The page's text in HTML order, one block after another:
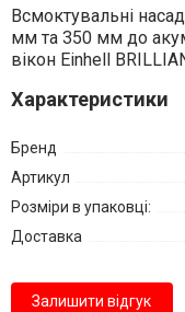
Всмоктувальні
мм та 350 мм до а
вікон Einhell
Характеристики
Бренд
Артикул
Розміри в упаковці:
Доставка
Залишити відгук